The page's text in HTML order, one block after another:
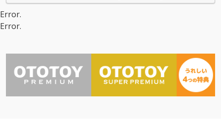
Error.
Error.